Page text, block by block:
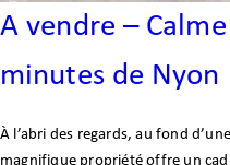
A vendre –
minutes de Nyon
À l’abri des regards, au fond
magnifique propriété offre un